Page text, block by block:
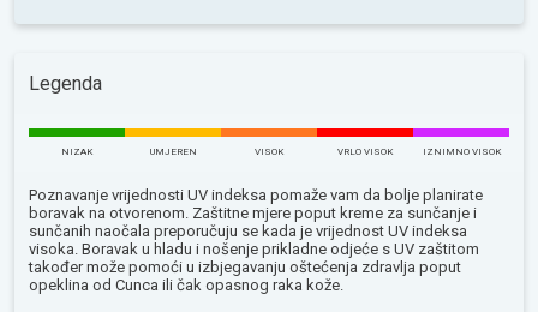
Legenda
NIZAK UMJEREN VISOK VRLO VISOK IZNIMNO VISOK
Poznavanje vrijednosti UV indeksa pomaže vam da bolje planirate
boravak na otvorenom. Zaštitne mjere poput kreme za sunčanje i
sunčanih naočala preporučuju se kada je vrijednost UV indeksa
visoka. Boravak u hladu i nošenje prikladne odjeće s UV zaštitom
također može pomoći u izbjegavanju oštećenja zdravlja poput
opeklina od Сunca ili čak opasnog raka kože.